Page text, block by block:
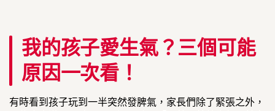
我的孩子愛生氣？三個可能
原因一次看！
有時看到孩子玩到一半突然發脾氣，家長們除了緊張之外，